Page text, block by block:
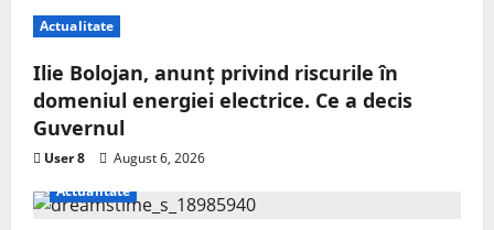
Actualitate
Ilie Bolojan, anunț privind riscurile în
domeniul energiei electrice. Ce a decis
Guvernul
User 8
August 6, 2026
Actualitate